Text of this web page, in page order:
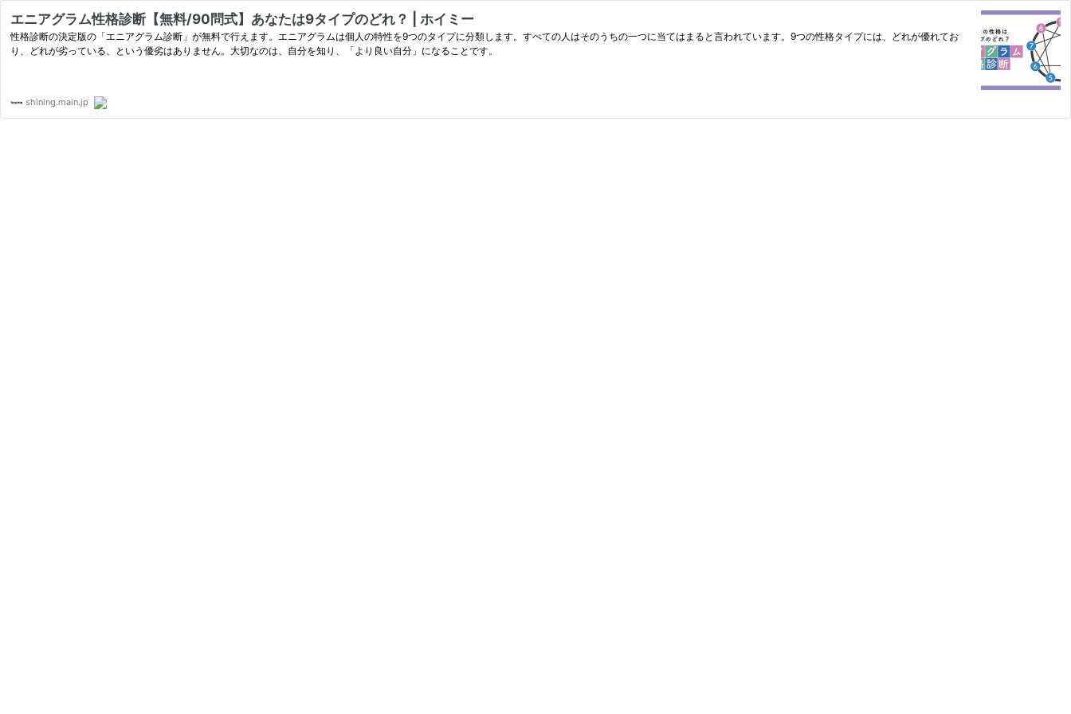
エニアグラム性格診断【無料/90問式】あなたは9タイプのどれ？ | ホイミー
性格診断の決定版の「エニアグラム診断」が無料で行えます。エニアグラムは個人の特性を9つのタイプに分類します。すべての人はそのうちの一つに当てはまると言われています。9つの性格タイプには、どれが優れてお
り、どれが劣っている、という優劣はありません。大切なのは、自分を知り、「より良い自分」になることです。
shining.main.jp